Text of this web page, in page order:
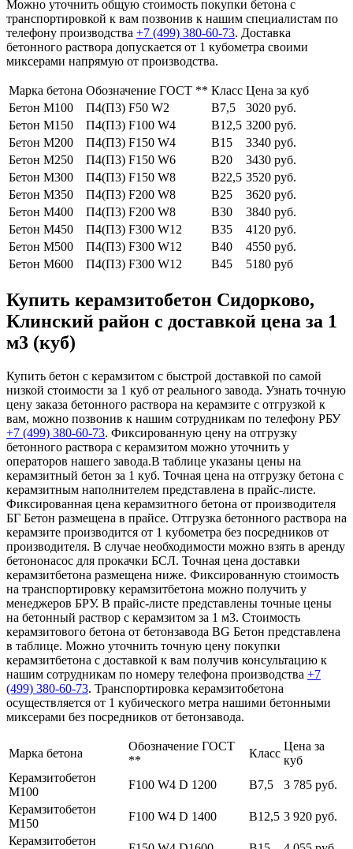
Можно уточнить общую стоимость покупки бетона с
транспортировкой к вам позвонив к нашим специалистам по
телефону производства +7 (499) 380-60-73. Доставка
бетонного раствора допускается от 1 кубометра своими
миксерами напрямую от производства.
Марка бетона Обозначение ГОСТ ** Класс Цена за куб
Бетон М100
П4(П3) F50 W2 В7,5
3020 руб.
Бетон М150
П4(П3) F100 W4 В12,5 3200 руб.
Бетон М200
П4(П3) F150 W4 В15
3340 руб.
Бетон М250
П4(П3) F150 W6 В20
3430 руб.
Бетон М300
П4(П3) F150 W8 В22,5 3520 руб.
Бетон М350
П4(П3) F200 W8 В25
3620 руб.
Бетон М400
П4(П3) F200 W8 В30
3840 руб.
Бетон М450
П4(П3) F300 W12 В35
4120 руб.
Бетон М500
П4(П3) F300 W12 В40
4550 руб.
Бетон М600
П4(П3) F300 W12 В45 5180 руб
Купить керамзитобетон Сидорково,
Клинский район с доставкой цена за 1
м3 (куб)
Купить бетон с керамзитом с быстрой доставкой по самой
низкой стоимости за 1 куб от реального завода. Узнать точную
цену заказа бетонного раствора на керамзите с отгрузкой к
вам, можно позвонив к нашим сотрудникам по телефону РБУ
+7 (499) 380-60-73. Фиксированную цену на отгрузку
бетонного раствора с керамзитом можно уточнить у
операторов нашего завода.В таблице указаны цены на
керамзитный бетон за 1 куб. Точная цена на отгрузку бетона с
керамзитным наполнителем представлена в прайс-листе.
Фиксированная цена керамзитного бетона от производителя
БГ Бетон размещена в прайсе. Отгрузка бетонного раствора на
керамзите производится от 1 кубометра без посредников от
производителя. В случае необходимости можно взять в аренду
бетононасос для прокачки БСЛ. Точная цена доставки
керамзитбетона размещена ниже. Фиксированную стоимость
на транспортировку керамзитбетона можно получить у
менеджеров БРУ. В прайс-листе представлены точные цены
на бетонный раствор с керамзитом за 1 м3. Стоимость
керамзитового бетона от бетонзавода BG Бетон представлена
в таблице. Можно уточнить точную цену покупки
керамзитбетона с доставкой к вам получив консультацию к
нашим сотрудникам по номеру телефона производства +7
(499) 380-60-73. Транспортировка керамзитобетона
осуществляется от 1 кубического метра нашими бетонными
миксерами без посредников от бетонзавода.
Марка бетона
Обозначение ГОСТ
**
Класс
Цена за
куб
Керамзитобетон
М100
F100 W4 D 1200 В7,5
3 785 руб.
Керамзитобетон
М150
F100 W4 D 1400 В12,5 3 920 руб.
Керамзитобетон